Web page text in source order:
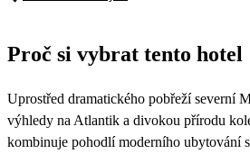
Proč si vybrat tento hotel
Uprostřed dramatického pobřeží severní
výhledy na Atlantik a divokou přírodu
kombinuje pohodlí moderního ubytování